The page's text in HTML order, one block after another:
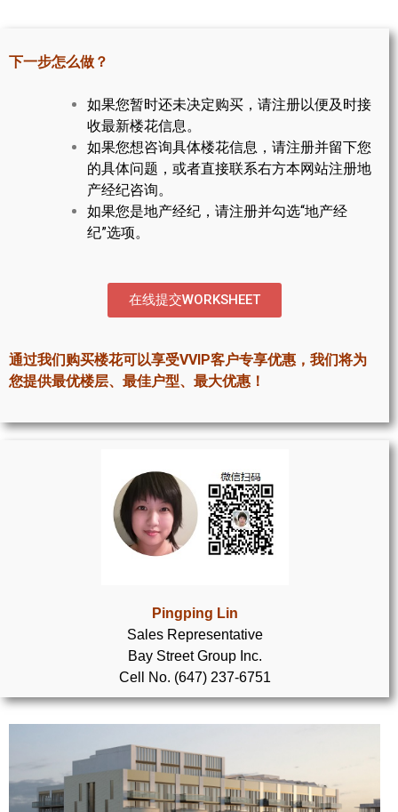
楼花地图
楼花转让专区
多伦多市中心楼花项目
怡陶碧谷社区介绍
怡陶碧谷楼花项目
北约克楼花项目
世嘉堡楼花项目
密西沙加社区介绍
密西沙加楼花项目
奥克维尔社区介绍
奥克维尔楼花项目
旺市楼花项目
实用链接
加拿大房地产网站
大多伦多教育网站
下一步怎么做？
如果您暂时还未决定购买，请注册以便及时接
收最新楼花信息。
如果您想咨询具体楼花信息，请注册并留下您
的具体问题，或者直接联系右方本网站注册地
产经纪咨询。
如果您是地产经纪，请注册并勾选“地产经
纪”选项。
在线提交WORKSHEET
通过我们购买楼花可以享受VVIP客户专享优惠，我们将为
您提供最优楼层、最佳户型、最大优惠！
Pingping Lin
Sales Representative
Bay Street Group Inc.
Cell No. (647) 237-6751